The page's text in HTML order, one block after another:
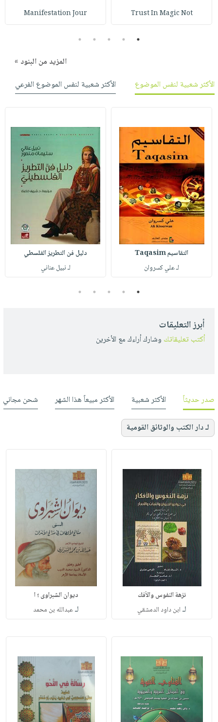
فيديوهات
أسئلة
وفرات
انشر
تواصل
عربة
التسوق
Trust In Magic Not
Manifestation Jour
1
2
3
4
5
المزيد من البنود »
الأكثر شعبية لنفس الموضوع
الأكثر شعبية لنفس الموضوع الفرعي
التقاسيم Taqasim
لـ علي كسروان
دليل فن التطريز الفلسطي
لـ نبيل عناني
1
2
3
4
5
أبرز التعليقات
أكتب تعليقاتك وشارك أراءك مع الأخرين
صدر حديثاً الأكثر شعبية الأكثر مبيعاً هذا الشهر شحن مجاني
لـ دار الكتب والوثائق القومية
نزهة النفوس والأفك
لـ ابن داود الدمشقي
ديوان الشبراوى ؛ ا
لـعبدالله بن محمد